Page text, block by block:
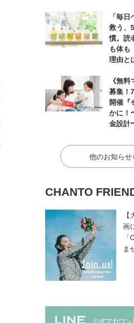
「毎
救う、
慣。読
も体も
理由と
《無
募集！
開催『
かに！
金設計
他のお知らせ
CHANTO
画
ま